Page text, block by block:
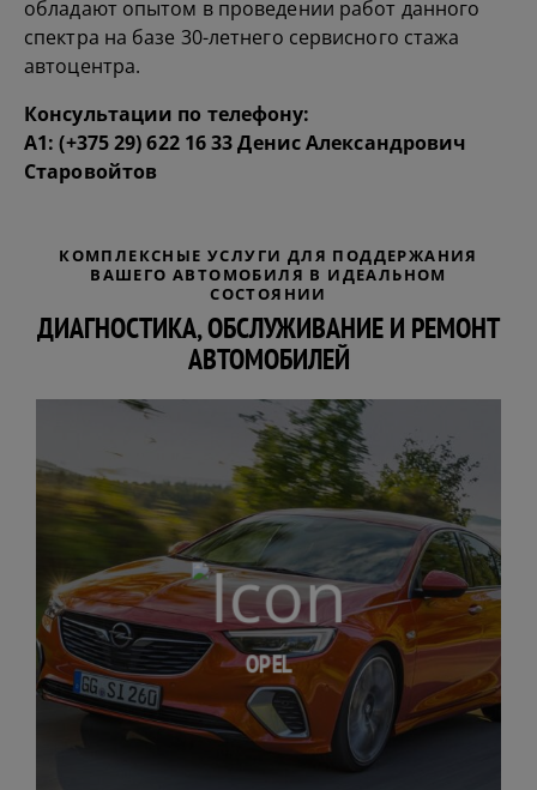
обладают опытом в проведении работ данного
спектра на базе 30-летнего сервисного стажа
автоцентра.
Консультации по телефону:
А1:(+375 29) 622 16 33Денис Александрович
Старовойтов
КОМПЛЕКСНЫЕ УСЛУГИ ДЛЯ ПОДДЕРЖАНИЯ
ВАШЕГО АВТОМОБИЛЯ В ИДЕАЛЬНОМ
СОСТОЯНИИ
ДИАГНОСТИКА, ОБСЛУЖИВАНИЕ И РЕМОНТ
АВТОМОБИЛЕЙ
OPEL